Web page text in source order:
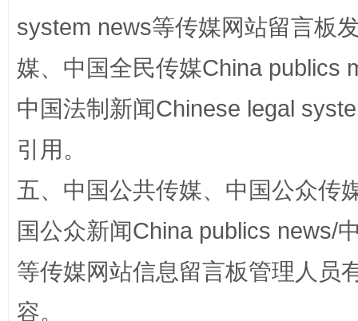
漫山遍野的桃花与雪山、麦地、白藏房 除
system news等传媒网站留言板
媒、中国全民传媒China publics
中国法制新闻Chinese legal
引用。
五、中国公共传媒、中国公众传
国公众新闻China publics news/
等传媒网站信息留言板管理人员
容。